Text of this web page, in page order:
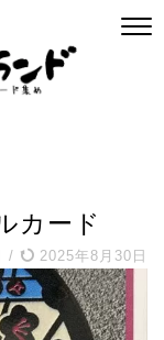
カード
/ 2025年8月30日